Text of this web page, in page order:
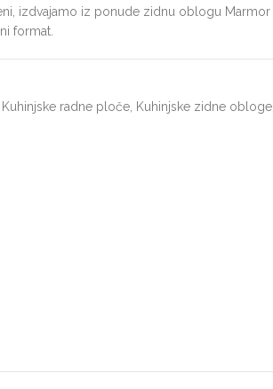
izdvajamo iz ponude zidnu oblogu Marmor
format.
Kuhinjske radne ploče, Kuhinjske zidne obloge,